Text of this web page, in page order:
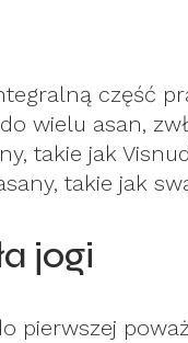
część
wielu asan,
takie jak
takie jak
jogi
pierwszej